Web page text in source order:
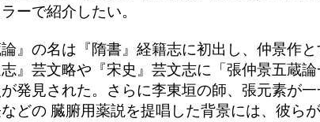
ーで紹介したい。
』の名は『隋書』経籍志に初出し、仲景作と
』芸文略や『宋史』芸文志に「張仲景五蔵
発見された。さらに李東垣の師、張元素が
どの 臓腑用薬説を提唱した背景には、彼ら